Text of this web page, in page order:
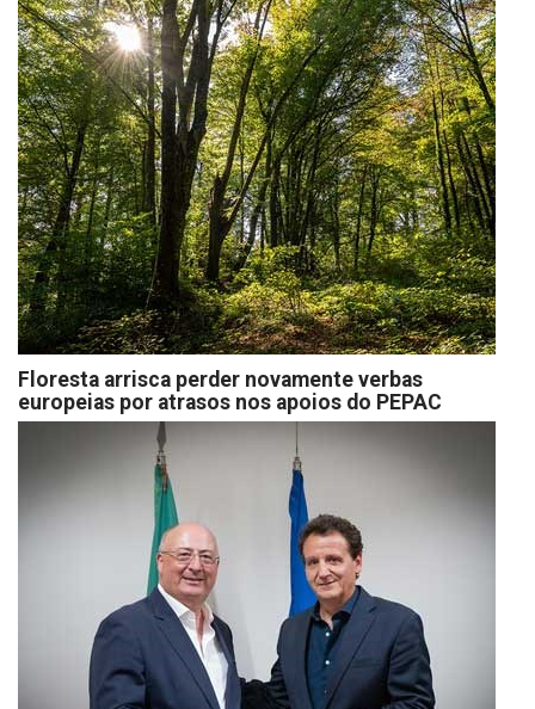
Floresta arrisca perder novamente verbas
europeias por atrasos nos apoios do PEPAC